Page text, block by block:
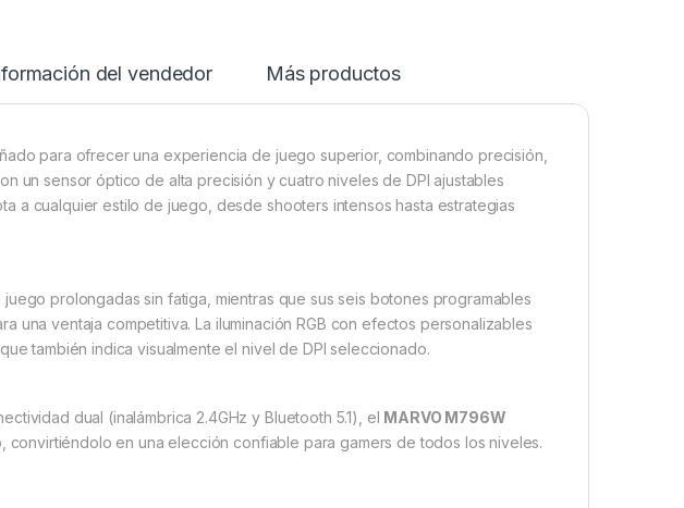
del vendedor Más productos
para ofrecer una experiencia de juego superior, combinando precisión,
un sensor óptico de alta precisión y cuatro niveles de DPI ajustables
a cualquier estilo de juego, desde shooters intensos hasta estrategias
prolongadas sin fatiga, mientras que sus seis botones programables
una ventaja competitiva. La iluminación RGB con efectos personalizables
también indica visualmente el nivel de DPI seleccionado.
dual (inalámbrica 2.4GHz y Bluetooth 5.1), el MARVO M796W
convirtiéndolo en una elección confiable para gamers de todos los niveles.